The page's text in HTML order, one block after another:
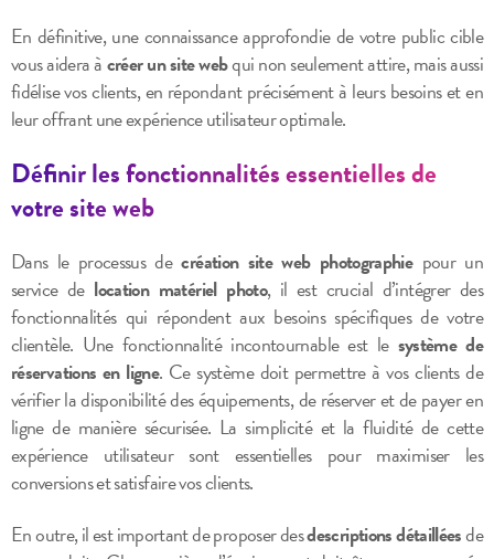
En définitive, une connaissance approfondie de votre public cible
vous aidera àcréer un site webqui non seulement attire, mais aussi
fidélise vos clients, en répondant précisément à leurs besoins et en
leur offrant une expérience utilisateur optimale.
Définir les fonctionnalités essentielles de
votre site web
Dans le processus decréation site web photographiepour un
service de location matériel photo, il est crucial d’intégrer des
fonctionnalités qui répondent aux besoins spécifiques de votre
clientèle. Une fonctionnalité incontournable est le système de
réservations en ligne. Ce système doit permettre à vos clients de
vérifier la disponibilité des équipements, de réserver et de payer en
ligne de manière sécurisée. La simplicité et la fluidité de cette
expérience utilisateur sont essentielles pour maximiser les
conversions et satisfaire vos clients.
En outre, il est important de proposer desdescriptions détailléesde